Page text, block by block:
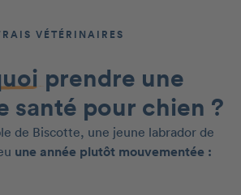
VÉTÉRINAIRES
prendre une
santé pour chien ?
de Biscotte, une jeune labrador de
une année plutôt mouvementée :